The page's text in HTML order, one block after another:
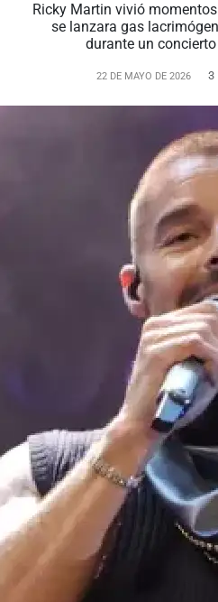
Ricky Martin vivió
se lanzara gas
durante un
22 DE MAYO DE 2026 3